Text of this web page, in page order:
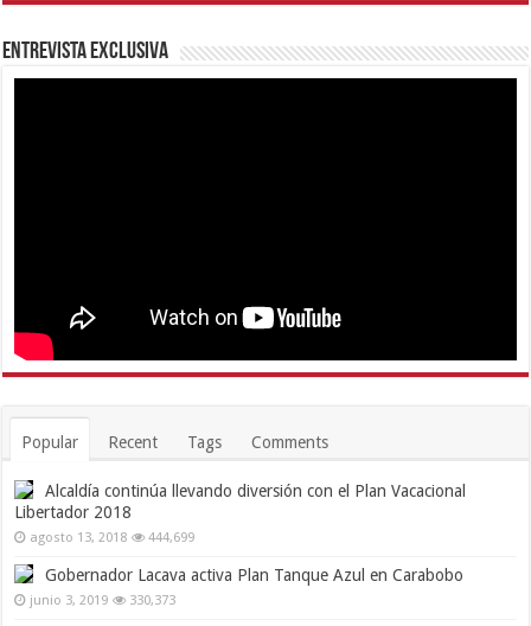
Entrevista Exclusiva
Popular Recent Tags Comments
Alcaldía continúa llevando diversión con el Plan Vacacional
Libertador 2018
agosto 13, 2018 444,699
Gobernador Lacava activa Plan Tanque Azul en Carabobo
junio 3, 2019 330,373